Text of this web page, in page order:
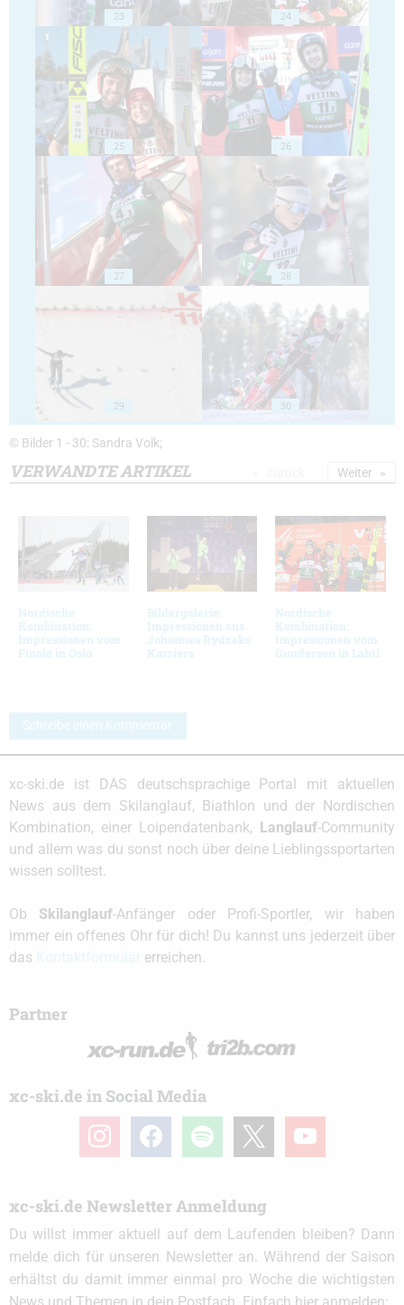
23 24
25 26
27 28
29 30
© Bilder 1 - 30: Sandra Volk;
VERWANDTE ARTIKEL
Nordische
Kombination:
Impressionen vom
Finale in Oslo
Bildergalerie:
Impressionen aus
Johannes Rydzeks
Karriere
Nordische
Kombination:
Impressionen vom
Gundersen in Lahti
Weiter
Schreibe einen Kommentar
xc-ski.de ist DAS deutschsprachige Portal mit aktuellen
News aus dem Skilanglauf, Biathlon und der Nordischen
Kombination, einer Loipendatenbank, Langlauf-Community
und allem was du sonst noch über deine Lieblingssportarten
wissen solltest.
Ob Skilanglauf-Anfänger oder Profi-Sportler, wir haben
immer ein offenes Ohr für dich! Du kannst uns jederzeit über
das
erreichen.
Partner
xc-ski.de in Social Media
instagramfacebook spotify youtube
xc-ski.de Newsletter Anmeldung
Du willst immer aktuell auf dem Laufenden bleiben? Dann
melde dich für unseren Newsletter an. Während der Saison
erhältst du damit immer einmal pro Woche die wichtigsten